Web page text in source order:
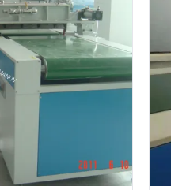
excels in various
...